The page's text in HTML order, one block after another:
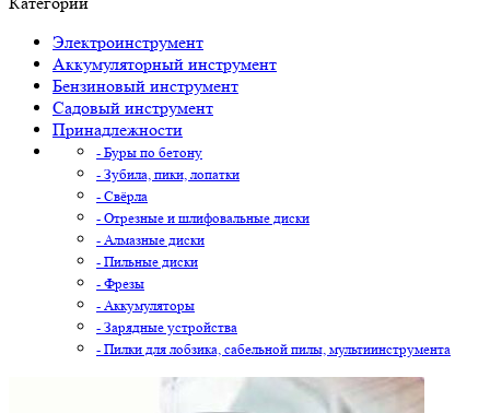
Электроинструмент
Аккумуляторный инструмент
Бензиновый инструмент
Садовый инструмент
Принадлежности
- Буры по бетону
- Зубила, пики, лопатки
- Свёрла
- Отрезные и шлифовальные диски
- Алмазные диски
- Пильные диски
- Фрезы
- Аккумуляторы
- Зарядные устройства
- Пилки для лобзика, сабельной пилы, мультиинструмента